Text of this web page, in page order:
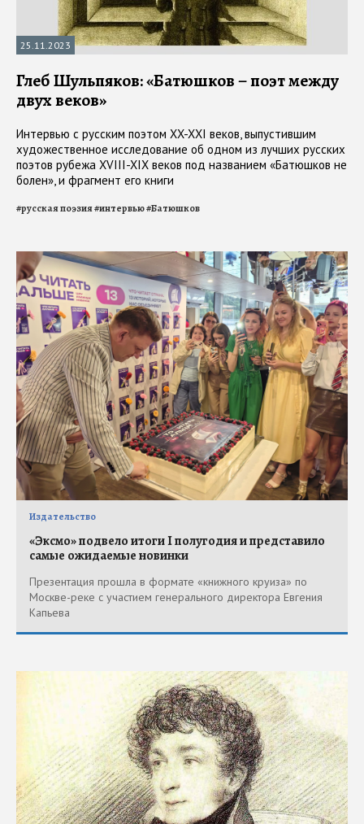
25.11.2023
Глеб Шульпяков: «Батюшков – поэт между
двух веков»
Интервью с русским поэтом XX-XXI веков, выпустившим
художественное исследование об одном из лучших русских
поэтов рубежа XVIII-XIX веков под названием «Батюшков не
болен», и фрагмент его книги
#русская поэзия#интервью#Батюшков
Издательство
«Эксмо» подвело итоги I полугодия и представило
самые ожидаемые новинки
Презентация прошла в формате «книжного круиза» по
Москве-реке с участием генерального директора Евгения
Капьева